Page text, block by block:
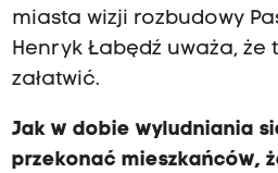
miasta wizji rozbudowy
Henryk Łabędź uważa,
załatwić.
Jak w dobie wyludniania
przekonać mieszkańców,